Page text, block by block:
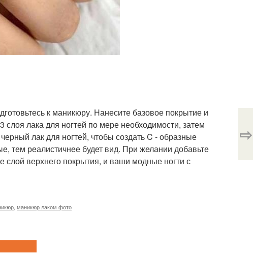
к маникюру. Нанесите базовое покрытие и
слоя лака для ногтей по мере необходимости, затем
лак для ногтей, чтобы создать C - образные
реалистичнее будет вид. При желании добавьте
слой верхнего покрытия, и ваши модные ногти с
маникюр лаком фото
⇨